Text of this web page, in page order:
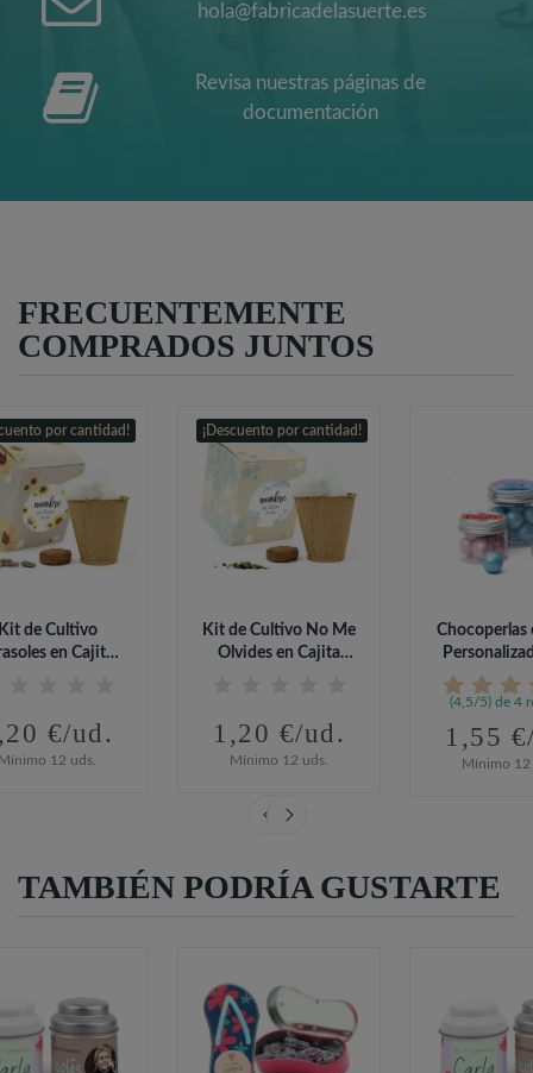
hola@fabricadelasuerte.es
Revisa nuestras páginas de
documentación
FRECUENTEMENTE
COMPRADOS JUNTOS
por cantidad!
de Cultivo
en Cajita
€/ud.
12 uds.
¡Descuento por cantidad!
Kit de Cultivo No Me
Olvides en Cajita
1,20 €/ud.
Mínimo 12 uds.
Chocoperlas
(4,5/5) de 4
1,55
Mínimo 12
TAMBIÉN PODRÍA GUSTARTE